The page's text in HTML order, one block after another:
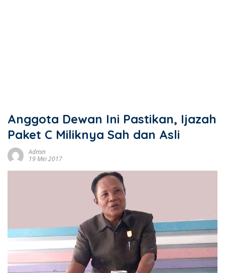
Anggota Dewan Ini Pastikan, Ijazah
Paket C Miliknya Sah dan Asli
Admin
19 Mei 2017